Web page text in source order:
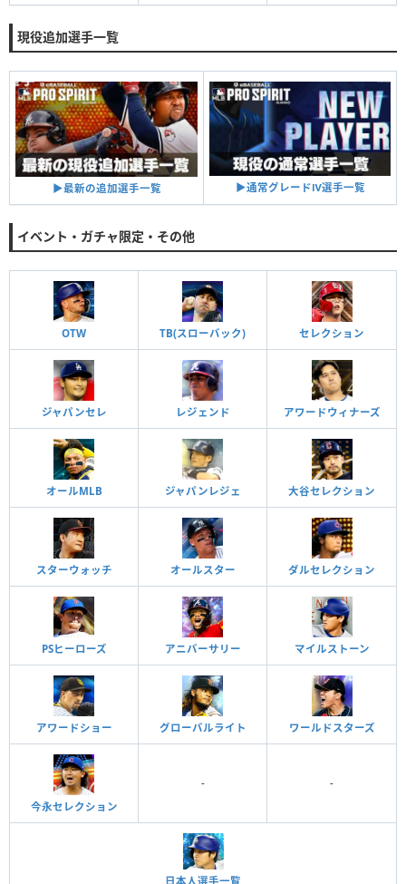
現役追加選手一覧
▶︎最新の追加選手一覧 ▶︎通常グレードⅣ選手一覧
イベント・ガチャ限定・その他
OTW TB(スローバック) セレクション
ジャパンセレ レジェンド アワードウィナーズ
オールMLB ジャパンレジェ 大谷セレクション
スターウォッチ オールスター ダルセレクション
PSヒーローズ アニバーサリー マイルストーン
アワードショー グローバルライト ワールドスターズ
今永セレクション
- -
日本人選手一覧